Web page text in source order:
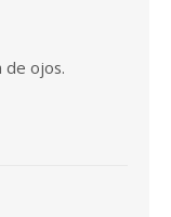
de ojos.